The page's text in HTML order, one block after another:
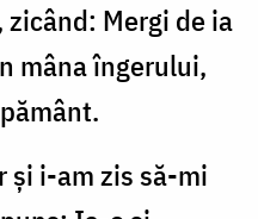
Mergi de ia
mâna îngerului,
şi i-am zis să-mi